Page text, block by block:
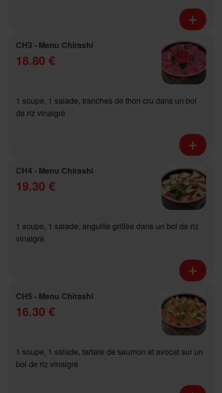
CH3 - Menu Chirashi
18.80 €
1 soupe, 1 salade, tranches de thon cru dans un bol
de riz vinaigré
CH4 - Menu Chirashi
19.30 €
1 soupe, 1 salade, anguille grillée dans un bol de riz
vinaigré
CH5 - Menu Chirashi
16.30 €
1 soupe, 1 salade, tartare de saumon et avocat sur un
bol de riz vinaigré